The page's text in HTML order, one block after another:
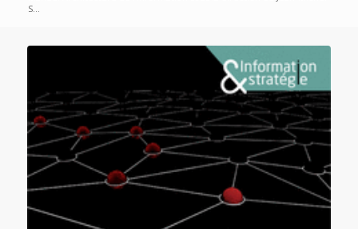
S...
dit :
dit :
dit :
dit :
dit :